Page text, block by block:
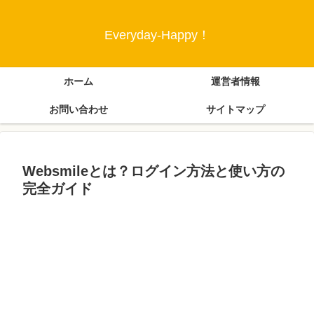
Everyday-Happy！
ホーム 運営者情報
お問い合わせ サイトマップ
Websmileとは？ログイン方法と使い方の
完全ガイド